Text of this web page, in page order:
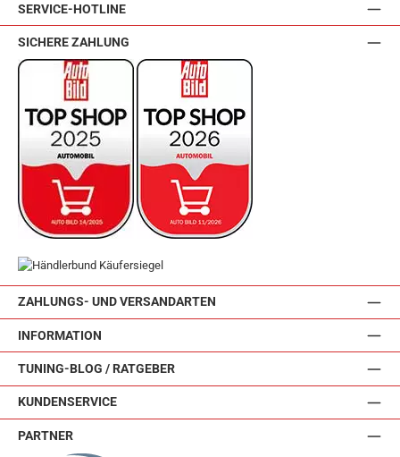
SERVICE-HOTLINE
ZAHLUNGS- UND VERSANDARTEN
INFORMATION
TUNING-BLOG / RATGEBER
KUNDENSERVICE
SICHERE ZAHLUNG
PARTNER